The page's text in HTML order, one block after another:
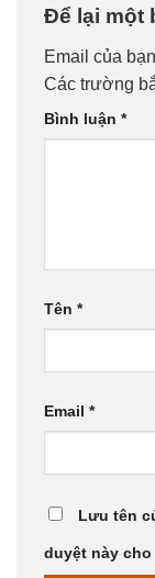
Để lại một
Email của
Các trường
Bình luận *
Tên *
Email *
Lưu tên
duyệt này